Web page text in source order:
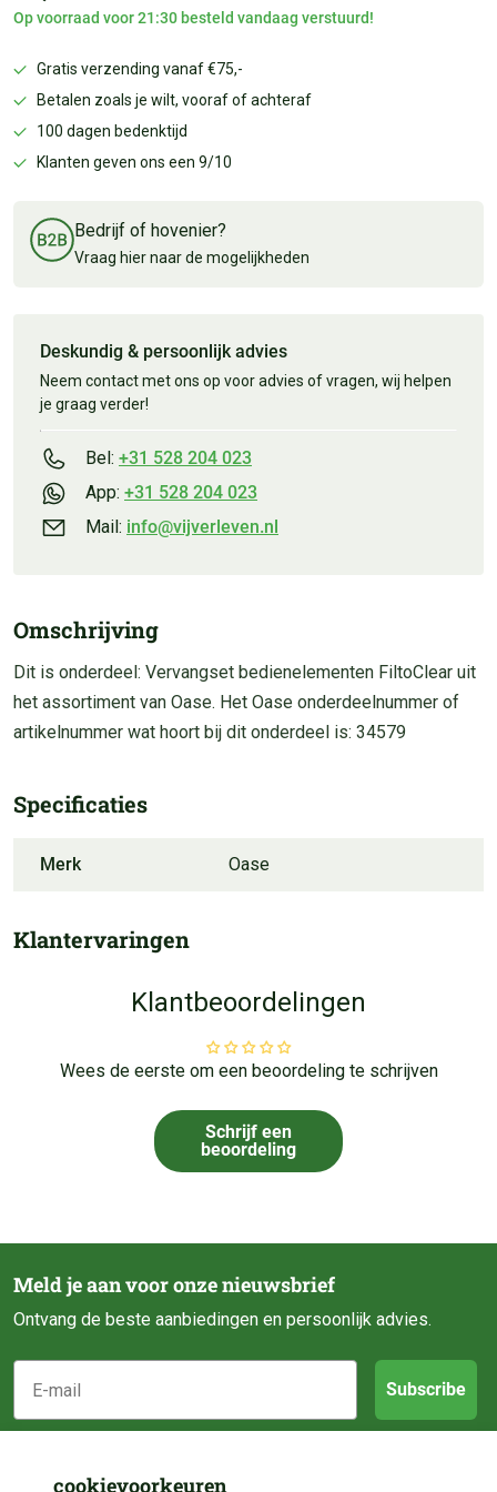
Op voorraad voor 21:30 besteld vandaag verstuurd!
Gratis verzending vanaf €75,-
Betalen zoals je wilt, vooraf of achteraf
100 dagen bedenktijd
Klanten geven ons een 9/10
Bedrijf of hovenier?
Vraag hier naar de mogelijkheden
Deskundig & persoonlijk advies
Neem contact met ons op voor advies of vragen, wij helpen
je graag verder!
Bel: +31 528 204 023
App: +31 528 204 023
Mail: info@vijverleven.nl
Omschrijving
Dit is onderdeel: Vervangset bedienelementen FiltoClear uit
het assortiment van Oase. Het Oase onderdeelnummer of
artikelnummer wat hoort bij dit onderdeel is: 34579
Specificaties
Merk Oase
Klantervaringen
Klantbeoordelingen
Wees de eerste om een beoordeling te schrijven
Schrijf een
beoordeling
Meld je aan voor onze nieuwsbrief
Ontvang de beste aanbiedingen en persoonlijk advies.
E-mail
Subscribe
Klantenservice
cookievoorkeuren